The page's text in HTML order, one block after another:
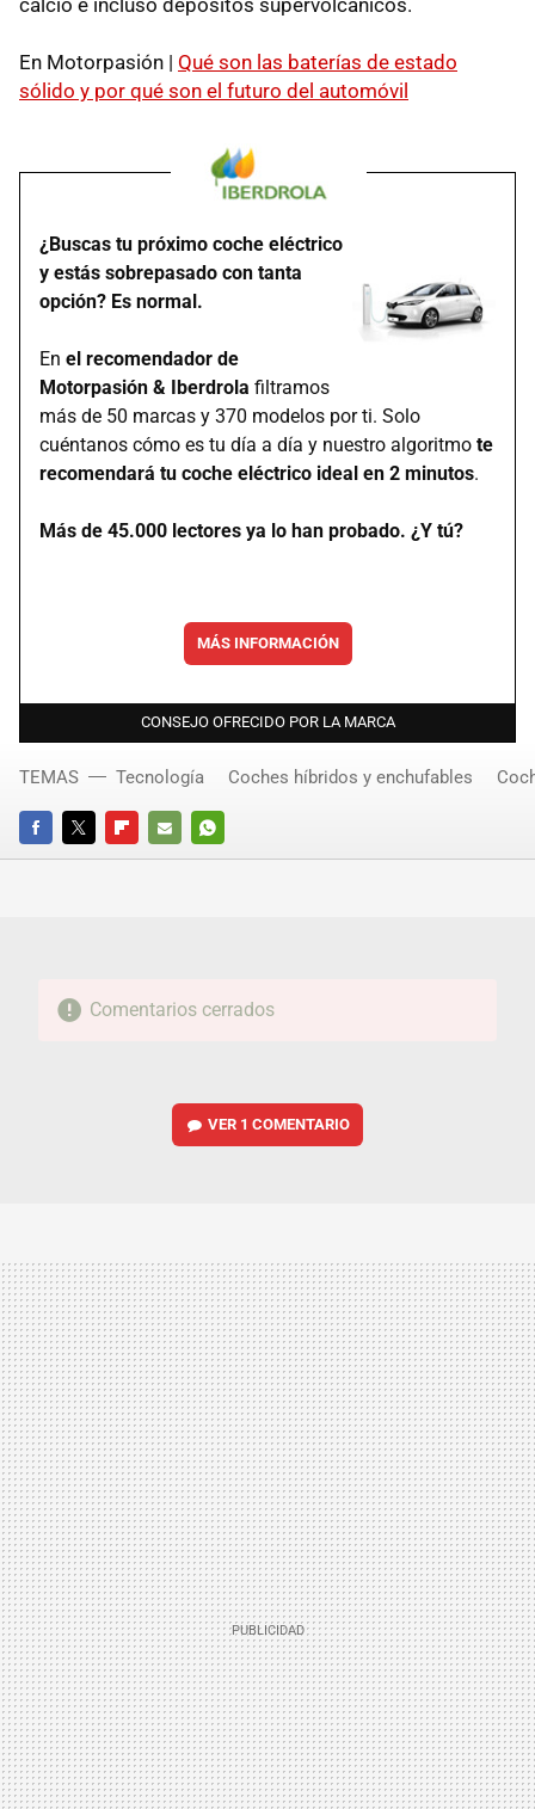
calcio e incluso depósitos supervolcánicos.
En Motorpasión | Qué son las baterías de estado
sólido y por qué son el futuro del automóvil
¿Buscas tu próximo coche eléctrico
y estás sobrepasado con tanta
opción? Es normal.
En el recomendador de
Motorpasión & Iberdrola filtramos
más de 50 marcas y 370 modelos por ti. Solo
cuéntanos cómo es tu día a día y nuestro algoritmo te
recomendará tu coche eléctrico ideal en 2 minutos.
Más de 45.000 lectores ya lo han probado. ¿Y tú?
MÁS INFORMACIÓN
CONSEJO OFRECIDO POR LA MARCA
FACEBOOKTWITTERFLIPBOARD
E-
WHATSAPP
TEMAS Tecnología Coches híbridos y enchufables
Comentarios cerrados
VER 1 COMENTARIO